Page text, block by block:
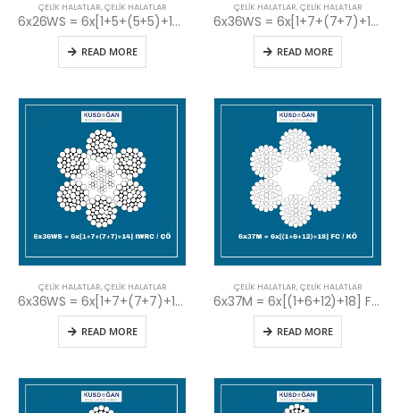
ÇELIK HALATLAR,ÇELIK HALATLAR
6x26WS = 6x[1+5+(5+5)+10] IWRC / ÇÖ
READ MORE
ÇELIK HALATLAR,ÇELIK HALATLAR
6x36WS = 6x[1+7+(7+7)+14] FC / KÖ
READ MORE
ÇELIK HALATLAR,ÇELIK HALATLAR
6x36WS = 6x[1+7+(7+7)+14] IWRC / ÇÖ
READ MORE
ÇELIK HALATLAR,ÇELIK HALATLAR
6x37M = 6x[(1+6+12)+18] FC / KÖ
READ MORE